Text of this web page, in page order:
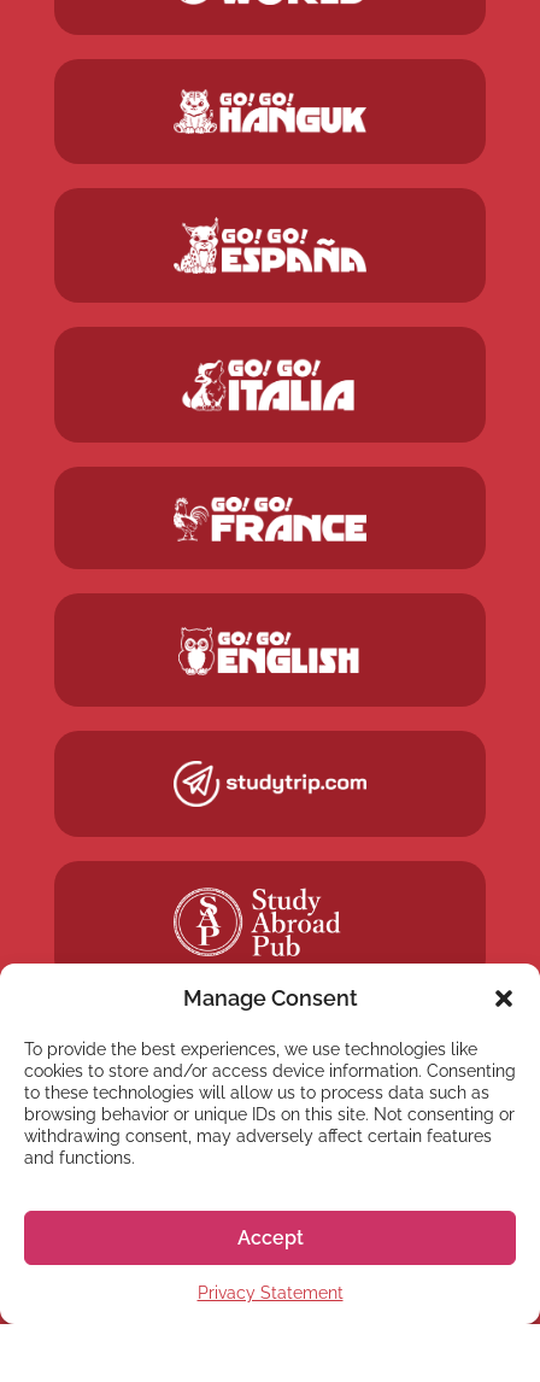
Manage Consent
To provide the best experiences, we use technologies like
cookies to store and/or access device information. Consenting
to these technologies will allow us to process data such as
browsing behavior or unique IDs on this site. Not consenting or
withdrawing consent, may adversely affect certain features
and functions.
Accept
Privacy Statement
NEWSLETTER
Subscribe to our newsletter
Subscribe